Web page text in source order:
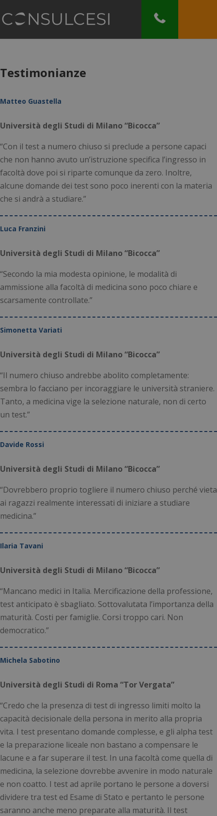
Testimonianze
Matteo Guastella
Università degli Studi di Milano “Bicocca”
“Con il test a numero chiuso si preclude a persone capaci
che non hanno avuto un’istruzione specifica l’ingresso in
facoltà dove poi si riparte comunque da zero. Inoltre,
alcune domande dei test sono poco inerenti con la materia
che si andrà a studiare.”
Luca Franzini
Università degli Studi di Milano “Bicocca”
“Secondo la mia modesta opinione, le modalità di
ammissione alla facoltà di medicina sono poco chiare e
scarsamente controllate.”
Simonetta Variati
Università degli Studi di Milano “Bicocca”
“Il numero chiuso andrebbe abolito completamente:
sembra lo facciano per incoraggiare le università straniere.
Tanto, a medicina vige la selezione naturale, non di certo
un test.”
Davide Rossi
Università degli Studi di Milano “Bicocca”
“Dovrebbero proprio togliere il numero chiuso perché vieta
ai ragazzi realmente interessati di iniziare a studiare
medicina.”
Ilaria Tavani
Università degli Studi di Milano “Bicocca”
“Mancano medici in Italia. Mercificazione della professione,
test anticipato è sbagliato. Sottovalutata l’importanza della
maturità. Costi per famiglie. Corsi troppo cari. Non
democratico.”
Michela Sabotino
Università degli Studi di Roma “Tor Vergata”
“Credo che la presenza di test di ingresso limiti molto la
capacità decisionale della persona in merito alla propria
vita. I test presentano domande complesse, e gli alpha test
e la preparazione liceale non bastano a compensare le
lacune e a far superare il test. In una facoltà come quella di
medicina, la selezione dovrebbe avvenire in modo naturale
e non coatto. I test ad aprile portano le persone a doversi
dividere tra test ed Esame di Stato e pertanto le persone
saranno anche meno preparate alla maturità. Il test